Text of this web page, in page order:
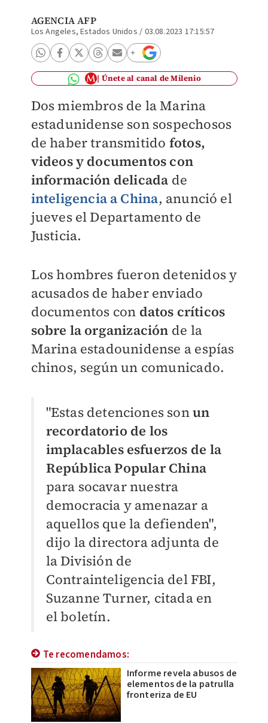
AGENCIA AFP
Los Angeles, Estados Unidos / 03.08.2023 17:15:57
Únete al canal de Milenio
Dos miembros de la Marina
estadunidense son sospechosos
de haber transmitido fotos,
videos y documentos con
información delicada de
inteligencia a China, anunció el
jueves el Departamento de
Justicia.
Los hombres fueron detenidos y
acusados de haber enviado
documentos con datos críticos
sobre la organización de la
Marina estadounidense a espías
chinos, según un comunicado.
"Estas detenciones sonun
recordatorio de los
implacables esfuerzos de la
República Popular China
para socavar nuestra
democracia y amenazar a
aquellos que la defienden",
dijo la directora adjunta de
la División de
Contrainteligencia del FBI,
Suzanne Turner, citada en
el boletín.
Te recomendamos:
Informe revela abusos de
elementos de la patrulla
fronteriza de EU